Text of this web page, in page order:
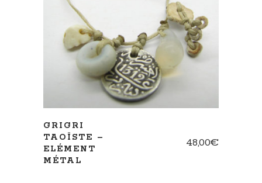
AJOUTER AU PANIER
GRIGRI
TAOÏSTE –
ELÉMENT
MÉTAL
48,00€